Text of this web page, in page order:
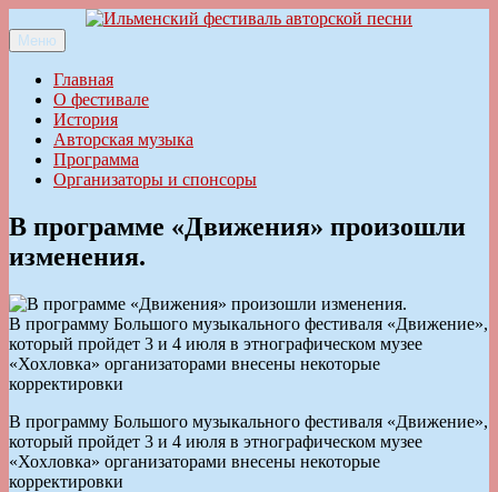
к
содержимому
Ильменский фестиваль авторской песни
Меню
Главная
О фестивале
История
Авторская музыка
Программа
Организаторы и спонсоры
В программе «Движения» произошли
изменения.
В программу Большого музыкального фестиваля «Движение»,
который пройдет 3 и 4 июля в этнографическом музее
«Хохловка» организаторами внесены некоторые
корректировки
В программу Большого музыкального фестиваля «Движение»,
который пройдет 3 и 4 июля в этнографическом музее
«Хохловка» организаторами внесены некоторые
корректировки